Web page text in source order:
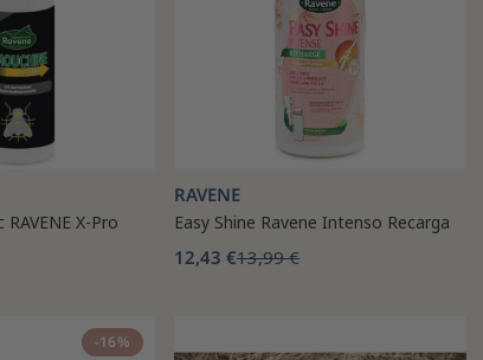
X-Pro
RAVENE
Easy Shine Ravene Intenso Recarga
12,43 €13,99 €
-16%